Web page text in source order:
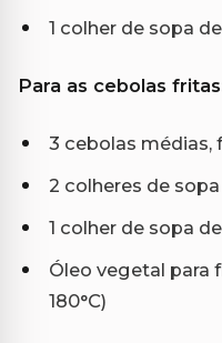
1 colher de sopa
Para as cebolas
3 cebolas médias,
2 colheres de
1 colher de sopa
Óleo vegetal para
180°C)